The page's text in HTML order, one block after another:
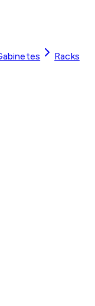
Racks